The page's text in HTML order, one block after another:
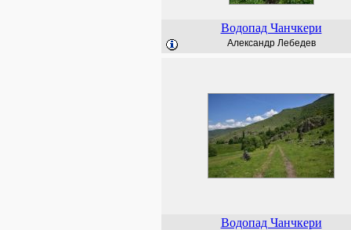
Водопад Чанчкери
Александр Лебедев
Водопад Чанчкери